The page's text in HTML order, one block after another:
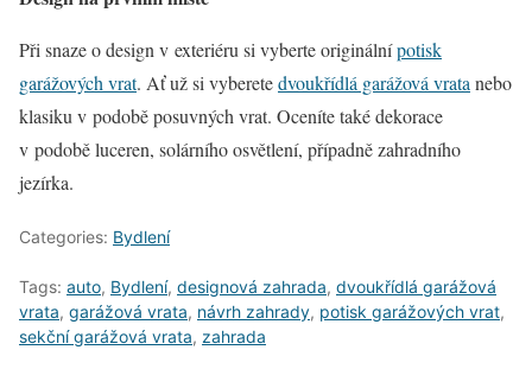
Při snaze o design v exteriéru si vyberte originálnípotisk
garážových vrat. Ať už si vyberetedvoukřídlá garážová vrata nebo
klasiku v podobě posuvných vrat. Oceníte také dekorace
v podobě luceren, solárního osvětlení, případně zahradního
jezírka.
Categories: Bydlení
Tags: auto, Bydlení, designová zahrada, dvoukřídlá garážová
vrata, garážová vrata, návrh zahrady, potisk garážových vrat,
sekční garážová vrata, zahrada